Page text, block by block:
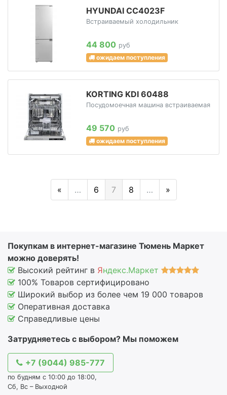
HYUNDAI CC4023F
Встраиваемый холодильник
44 800 руб
ожидаем поступления
KORTING KDI 60488
Посудомоечная машина встраиваемая
49 570 руб
ожидаем поступления
« … 6 7 8 … »
Покупкам в интернет-магазине Тюмень Маркет
можно доверять!
Высокий рейтинг в Яндекс.Маркет
100% Товаров сертифицировано
Широкий выбор из более чем 19 000 товаров
Оперативная доставка
Справедливые цены
Затрудняетесь с выбором? Мы поможем
+7 (9044) 985-777
по будням с 10:00 до 18:00,
Сб, Вс – Выходной